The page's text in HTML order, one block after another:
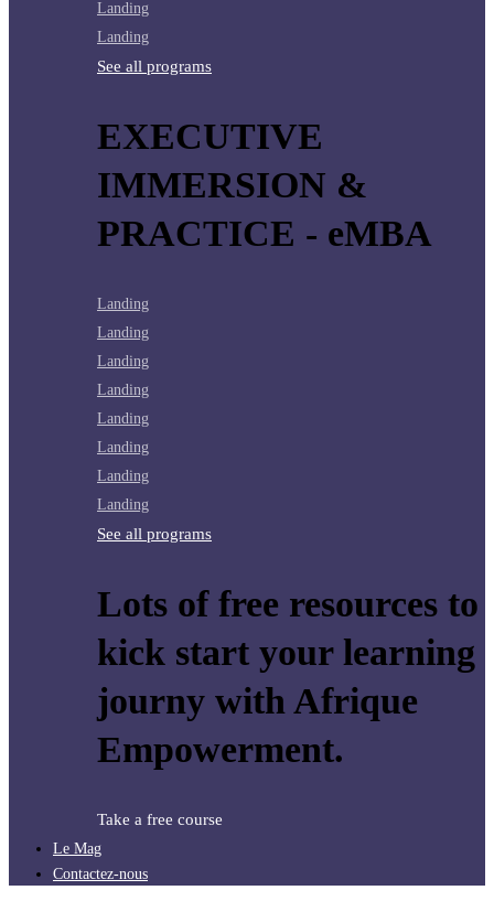
Landing
Landing
See all programs
EXECUTIVE
IMMERSION &
PRACTICE - eMBA
Landing
Landing
Landing
Landing
Landing
Landing
Landing
Landing
See all programs
Lots of free resources to
kick start your learning
journy with Afrique
Empowerment.
Take a free course
Le Mag
Contactez-nous